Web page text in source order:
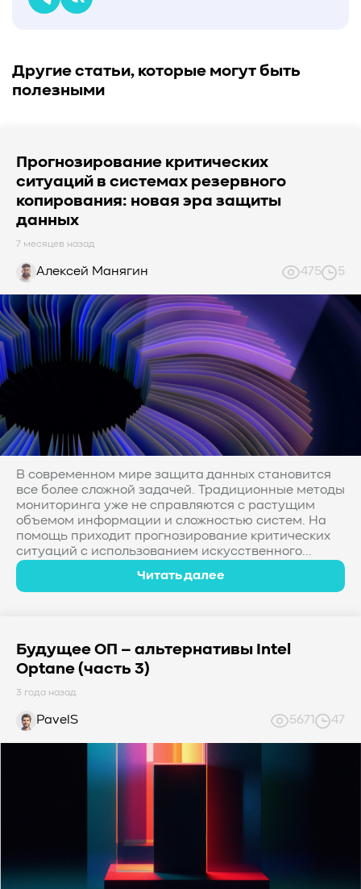
#Western Digital OptiNAND
Другие статьи, которые могут быть
полезными
Прогнозирование критических
ситуаций в системах резервного
копирования: новая эра защиты
данных
7 месяцев назад
Алексей Манягин 475 5
В современном мире защита данных становится
все более сложной задачей. Традиционные методы
мониторинга уже не справляются с растущим
объемом информации и сложностью систем. На
помощь приходит прогнозирование критических
ситуаций с использованием искусственного...
Читать далее
Будущее ОП – альтернативы Intel
Optane (часть 3)
3 года назад
PavelS 5671 47